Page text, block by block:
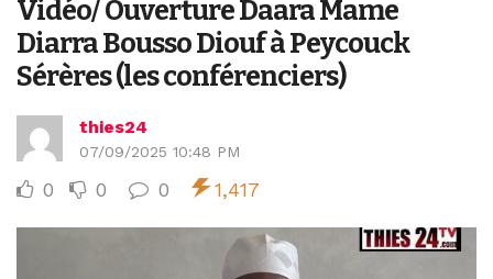
Vidéo/ Ouverture Daara Mame
Diarra Bousso Diouf à Peycouck
Sérères (les conférenciers)
thies24
07/09/2025 10:48 PM
0 0 0 1,417